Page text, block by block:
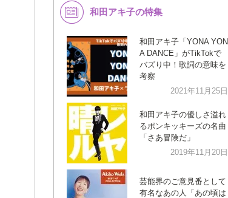
和田アキ子の特集
和田アキ子「YONA YON
A DANCE」がTikTokで
バズり中！歌詞の意味を
考察
2021年11月25日
和田アキ子の優しさ溢れ
るポンキッキーズの名曲
「さあ冒険だ」
2019年11月20日
芸能界のご意見番として
有名なあの人「あの頃は